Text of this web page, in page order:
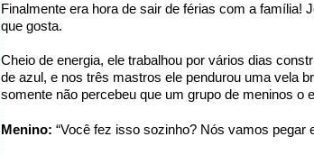
Finalmente era hora de sair de férias com a família!
que gosta.
Cheio de energia, ele trabalhou por vários dias
de azul, e nos três mastros ele pendurou uma vela
somente não percebeu que um grupo de meninos o
Menino: “Você fez isso sozinho? Nós vamos pegar